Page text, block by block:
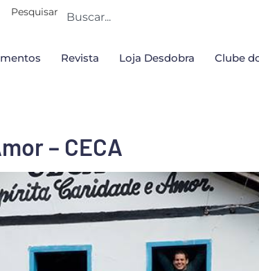
Pesquisar
Revista Loja Desdobra Clube
– CECA